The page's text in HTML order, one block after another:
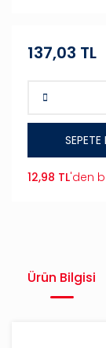
137,03 TL
SEPETE
12,98 TL'den
Ürün Bilgisi